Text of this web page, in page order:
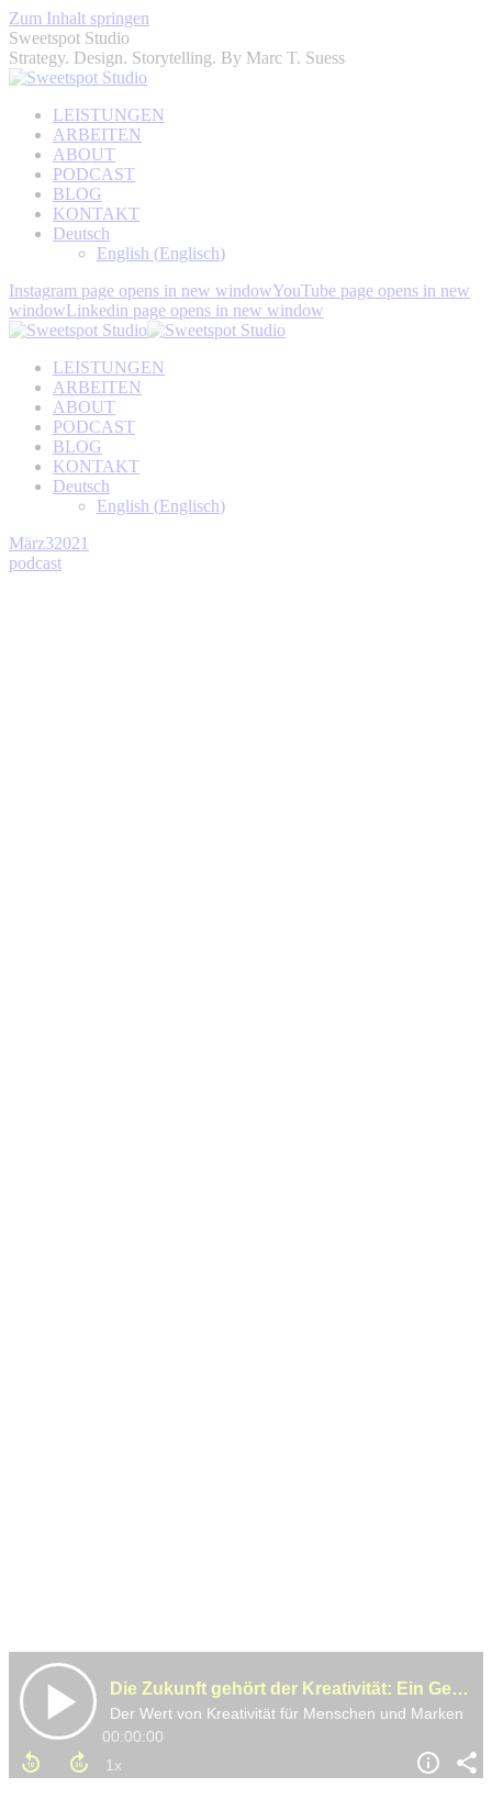
Zum Inhalt springen
Sweetspot Studio
Strategy. Design. Storytelling. By Marc T. Suess
LEISTUNGEN
ARBEITEN
ABOUT
PODCAST
BLOG
KONTAKT
Deutsch
English (Englisch)
Instagram page opens in new windowYouTube page opens in new
windowLinkedin page opens in new window
LEISTUNGEN
ARBEITEN
ABOUT
PODCAST
BLOG
KONTAKT
Deutsch
English (Englisch)
März32021
podcast